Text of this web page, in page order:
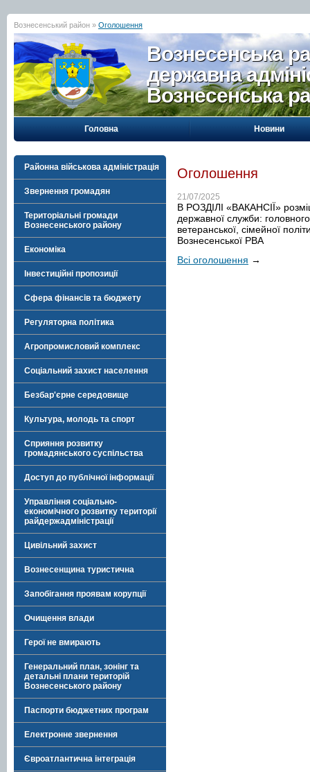
Вознесенський район » Оголошення
Вознесенська
державна
Вознесенська
Головна Новини
Районна військова адміністрація
Звернення громадян
Територіальні громади
Вознесенського району
Економіка
Інвестиційні пропозиції
Сфера фінансів та бюджету
Регуляторна політика
Агропромисловий комплекс
Соціальний захист населення
Безбар'єрне середовище
Культура, молодь та спорт
Сприяння розвитку
громадянського суспільства
Доступ до публічної інформації
Управління соціально-
економічного розвитку території
райдержадміністрації
Цивільний захист
Вознесенщина туристична
Запобігання проявам корупції
Очищення влади
Герої не вмирають
Генеральний план, зонінг та
детальні плани територій
Вознесенського району
Паспорти бюджетних програм
Електронне звернення
Євроатлантична інтеграція
Оголошення
21/07/2025
В РОЗДІЛІ «ВАКАНСІЇ»
державної служби: головного
ветеранської, сімейної
Вознесенської РВА
Всі оголошення →